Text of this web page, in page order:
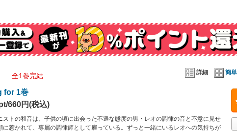
詳細 簡単
全1巻完結
for 1巻
660円(税込)
ストの和音は、子供の頃に出会った不遜な態度の男・レオの調律の音と不意に見せ
に惹かれて、専属の調律師として雇っている。ずっと一緒にいるレオへの気持ちが